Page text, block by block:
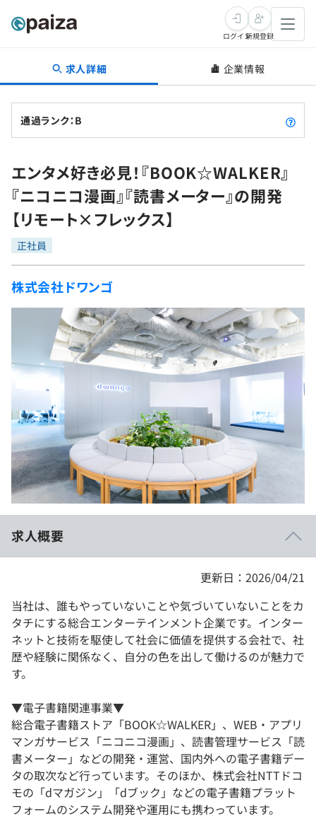
転職・キャリア
転職成功ガイド
転職エージェント
インタビュー
転職成功ガイド
新卒就活
求人検索
本選考
インターン
新卒エージェント
イベント・セミナー
インタビュー
学習
問題集
4択課題
リファレンス
個人向けプラン
法人向けプラン
学校向けプラン
契約内容・クーポン
プログラミング言語
評価結果一覧
再チャレンジ結果一覧
ゲーム・マンガ
Tech Team Journal
paiza times
paizaとは？
ログイン新規登録
求人詳細 企業情報
通過ランク：B
エンタメ好き必見！『BOOK☆WALKER』
『ニコニコ漫画』『読書メーター』の開発
【リモート×フレックス】
正社員
株式会社ドワンゴ
求人概要
更新日：2026/04/21
当社は、誰もやっていないことや気づいていないことをカ
タチにする総合エンターテインメント企業です。インター
ネットと技術を駆使して社会に価値を提供する会社で、社
歴や経験に関係なく、自分の色を出して働けるのが魅力で
す。
▼電子書籍関連事業▼
総合電子書籍ストア「BOOK☆WALKER」、WEB・アプリ
マンガサービス「ニコニコ漫画」、読書管理サービス「読
書メーター」などの開発・運営、国内外への電子書籍デー
タの取次など行っています。そのほか、株式会社NTTドコ
モの「dマガジン」「dブック」などの電子書籍プラット
フォームのシステム開発や運用にも携わっています。